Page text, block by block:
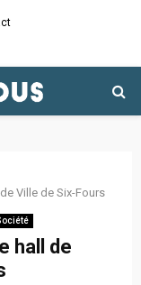
Ville de Six-Fours
hall de